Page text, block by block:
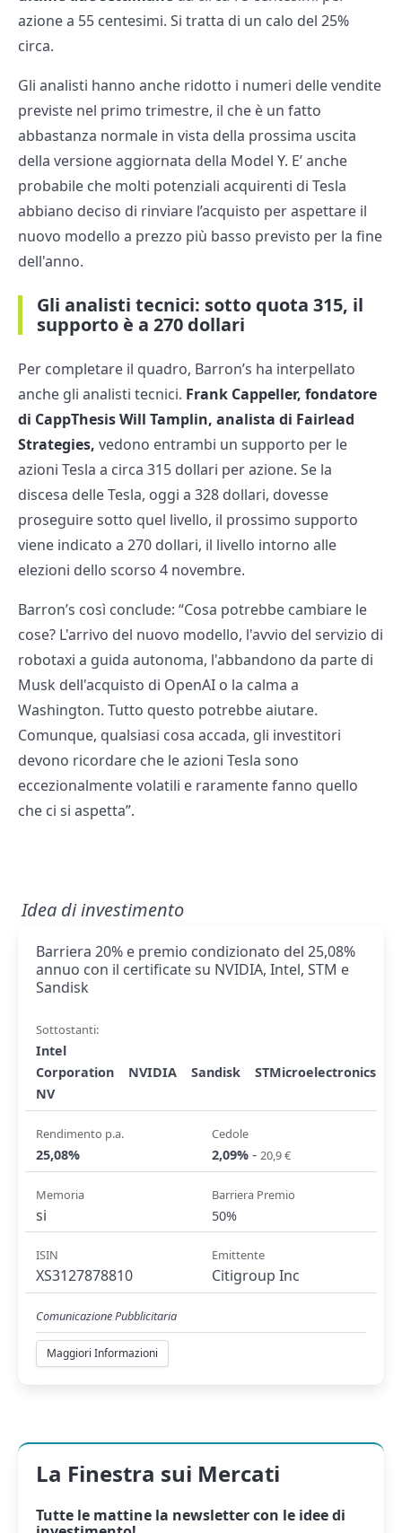
azione a 55 centesimi. Si tratta di un calo del 25%
circa.
Gli analisti hanno anche ridotto i numeri delle vendite
previste nel primo trimestre, il che è un fatto
abbastanza normale in vista della prossima uscita
della versione aggiornata della Model Y. E’ anche
probabile che molti potenziali acquirenti di Tesla
abbiano deciso di rinviare l’acquisto per aspettare il
nuovo modello a prezzo più basso previsto per la fine
dell'anno.
Gli analisti tecnici: sotto quota 315, il
supporto è a 270 dollari
Per completare il quadro, Barron’s ha interpellato
anche gli analisti tecnici. Frank Cappeller, fondatore
di CappThesis Will Tamplin, analista di Fairlead
Strategies, vedono entrambi un supporto per le
azioni Tesla a circa 315 dollari per azione. Se la
discesa delle Tesla, oggi a 328 dollari, dovesse
proseguire sotto quel livello, il prossimo supporto
viene indicato a 270 dollari, il livello intorno alle
elezioni dello scorso 4 novembre.
Barron’s così conclude: “Cosa potrebbe cambiare le
cose? L'arrivo del nuovo modello, l'avvio del servizio di
robotaxi a guida autonoma, l'abbandono da parte di
Musk dell'acquisto di OpenAI o la calma a
Washington. Tutto questo potrebbe aiutare.
Comunque, qualsiasi cosa accada, gli investitori
devono ricordare che le azioni Tesla sono
eccezionalmente volatili e raramente fanno quello
che ci si aspetta”.
Idea di investimento
Barriera 20% e premio condizionato del 25,08%
annuo con il certificate su NVIDIA, Intel, STM e
Sandisk
Sottostanti:
Intel
Corporation
NVIDIA Sandisk
STMicroelectronics
NV
Rendimento p.a.
25,08%
Cedole
2,09% - 20,9 €
Memoria
si
Barriera Premio
50%
ISIN
XS3127878810
Emittente
Citigroup Inc
Comunicazione Pubblicitaria
Maggiori Informazioni
La Finestra sui Mercati
Tutte le mattine la newslettercon le idee di